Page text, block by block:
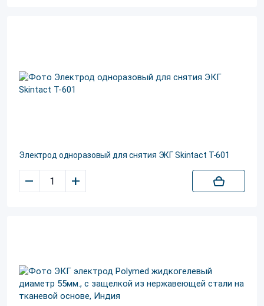
Электрод одноразовый для снятия ЭКГ Skintact T-601
– +